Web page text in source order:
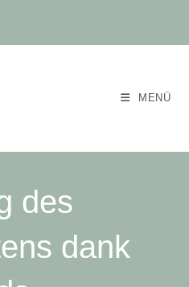
MENÜ
des
dank